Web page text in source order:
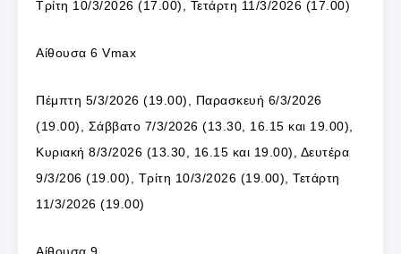
Τρίτη 10/3/2026 (17.00), Τετάρτη 11/3/2026 (17.00)
Αίθουσα 6 Vmax
Πέμπτη 5/3/2026 (19.00), Παρασκευή 6/3/2026
(19.00), Σάββατο 7/3/2026 (13.30, 16.15 και 19.00),
Κυριακή 8/3/2026 (13.30, 16.15 και 19.00), Δευτέρα
9/3/206 (19.00), Τρίτη 10/3/2026 (19.00), Τετάρτη
11/3/2026 (19.00)
Αίθουσα 9